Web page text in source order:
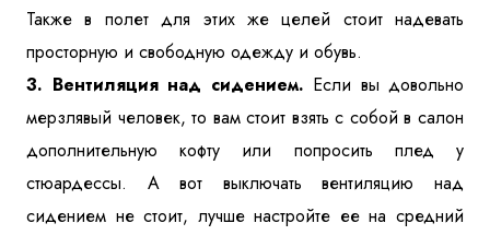
Также в полет для этих же целей стоит надевать
просторную и свободную одежду и обувь.
3. Вентиляция над сидением. Если вы довольно
мерзлявый человек, то вам стоит взять с собой в салон
дополнительную кофту или попросить плед у
стюардессы. А вот выключать вентиляцию над
сидением не стоит, лучше настройте ее на средний